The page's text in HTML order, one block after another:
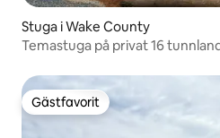
Stuga i Wake County
Temastuga på privat 16
Gästfavorit
Gästfavorit